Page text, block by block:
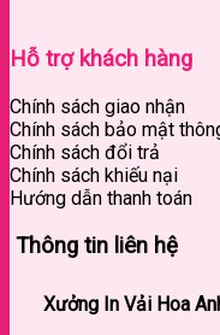
Hỗ trợ khách hàng
Chính sách giao nhận
Chính sách bảo mật
Chính sách đổi trả
Chính sách khiếu nại
Hướng dẫn thanh toán
Thông tin liên hệ
Xưởng In Vải Hoa